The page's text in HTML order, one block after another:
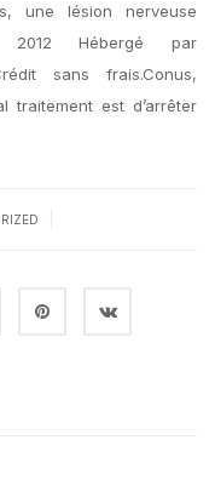
une lésion nerveuse
2012 Hébergé par
sans frais.Conus,
traitement est d’arrêter